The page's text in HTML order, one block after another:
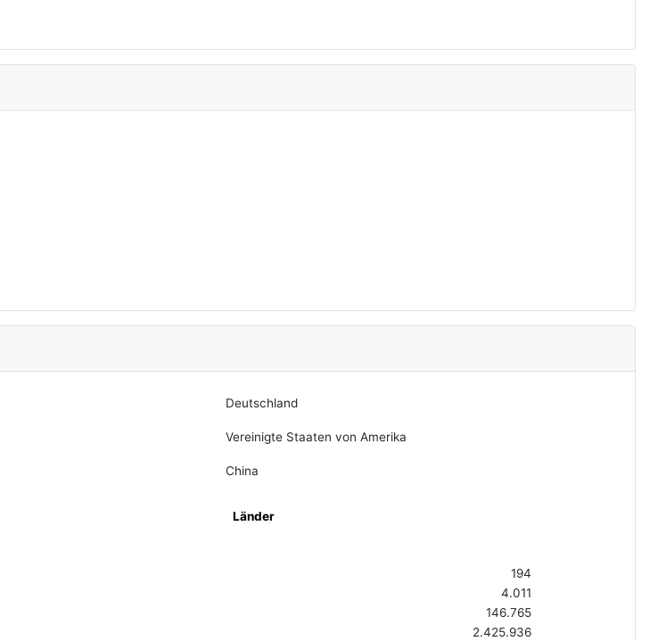
Deutschland
Vereinigte Staaten von Amerika
China
Länder
194
4.011
146.765
2.425.936